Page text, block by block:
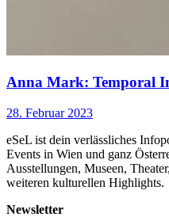
Anna Mark: Temporal
28. Februar 2023
eSeL ist dein verlässliches
Events in Wien und ganz
Ausstellungen, Museen,
weiteren kulturellen Highlights.
Newsletter